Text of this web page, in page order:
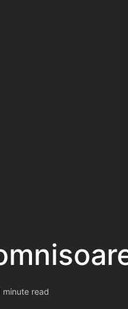
minute read